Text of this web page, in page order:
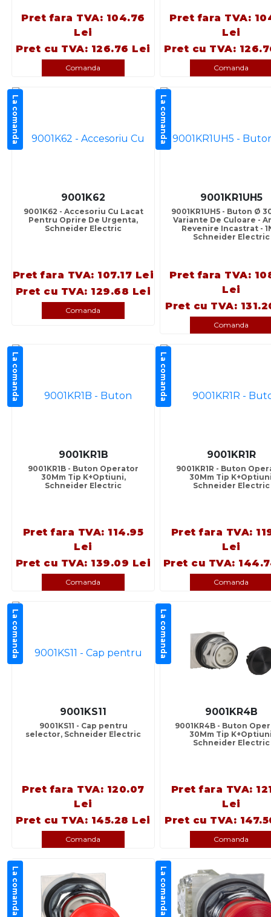
Pret fara TVA: 104.76
Lei
Pret cu TVA: 126.76 Lei
Comanda
Pret fara TVA:
Lei
Pret cu TVA:
Comanda
La comanda
9001K62
9001K62 - Accesoriu Cu Lacat
Pentru Oprire De Urgenta,
Schneider Electric
Pret fara TVA: 107.17 Lei
Pret cu TVA: 129.68 Lei
Comanda
La comanda
9001KR1UH5
9001KR1UH5 - Buton Ø
Variante De Culoare -
Revenire Incastrat -
Schneider Electric
Pret fara TVA:
Lei
Pret cu TVA:
Comanda
La comanda
9001KR1B
9001KR1B - Buton Operator
30Mm Tip K+Optiuni,
Schneider Electric
Pret fara TVA: 114.95
Lei
Pret cu TVA: 139.09 Lei
Comanda
La comanda
9001KR1R
9001KR1R - Buton
30Mm Tip
Schneider Electric
Pret fara TVA:
Lei
Pret cu TVA:
Comanda
La comanda
9001KS11
9001KS11 - Cap pentru
selector, Schneider Electric
Pret fara TVA: 120.07
Lei
Pret cu TVA: 145.28 Lei
Comanda
La comanda
9001KR4B
9001KR4B - Buton
30Mm Tip
Schneider Electric
Pret fara TVA:
Lei
Pret cu TVA:
Comanda
La comanda La comanda